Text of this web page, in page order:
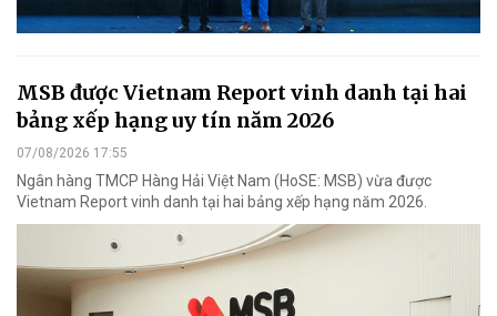
MSB được Vietnam Report vinh danh tại hai
bảng xếp hạng uy tín năm 2026
07/08/2026 17:55
Ngân hàng TMCP Hàng Hải Việt Nam (HoSE: MSB) vừa được
Vietnam Report vinh danh tại hai bảng xếp hạng năm 2026.